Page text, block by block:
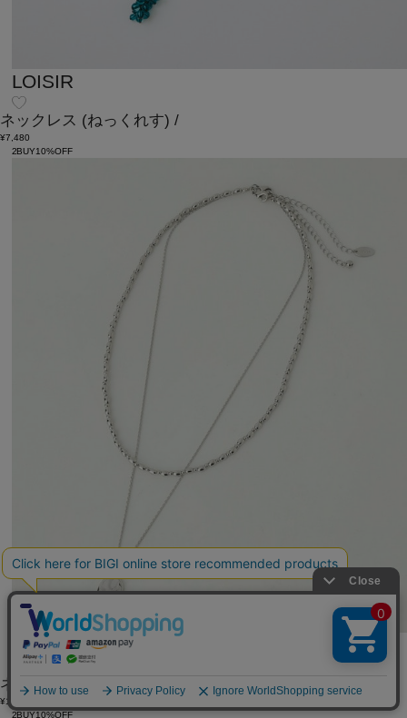
LOISIR
ネックレス (ねっくれす) /
¥7,480
2BUY10%OFF
MOGA
ネックレス(ねっくれす) /
¥12,100
2BUY10%OFF